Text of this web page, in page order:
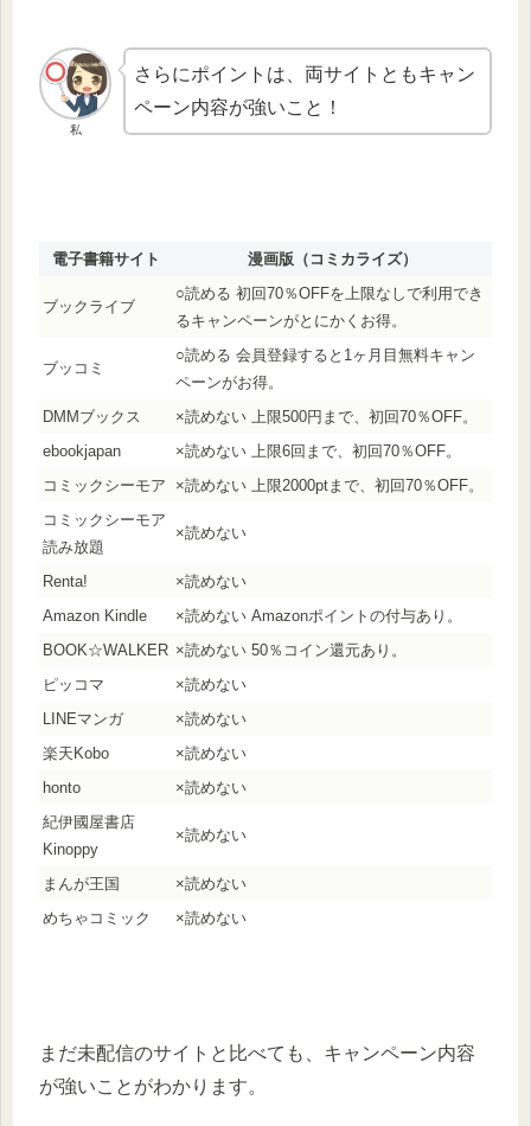
私
さらにポイントは、両サイトともキャン
ペーン内容が強いこと！
電子書籍サイト 漫画版（コミカライズ）
ブックライブ
○読める 初回70％OFFを上限なしで利用でき
るキャンペーンがとにかくお得。
ブッコミ
○読める 会員登録すると1ヶ月目無料キャン
ペーンがお得。
DMMブックス
×読めない 上限500円まで、初回70％OFF。
ebookjapan
×読めない 上限6回まで、初回70％OFF。
コミックシーモア
×読めない 上限2000ptまで、初回70％OFF。
コミックシーモア
読み放題
×読めない
Renta!
×読めない
Amazon Kindle
×読めない Amazonポイントの付与あり。
BOOK☆WALKER ×読めない 50％コイン還元あり。
ピッコマ
×読めない
LINEマンガ
×読めない
楽天Kobo
×読めない
honto
×読めない
紀伊國屋書店
Kinoppy
×読めない
まんが王国
×読めない
めちゃコミック
×読めない
まだ未配信のサイトと比べても、キャンペーン内容
が強いことがわかります。